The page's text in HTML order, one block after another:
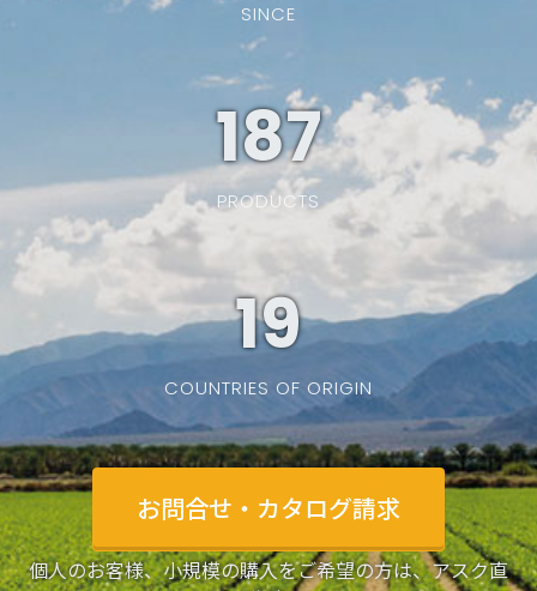
SINCE
187
PRODUCTS
19
COUNTRIES OF ORIGIN
お問合せ・カタログ請求
個人のお客様、小規模の購入をご希望の方は、アスク直